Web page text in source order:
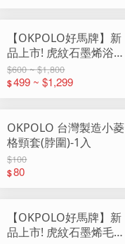
【OKPOLO好馬牌】新
品上市! 虎紋石墨烯浴巾
(1入組)
$600 ~ $1,800
$499 ~ $1,299
OKPOLO 台灣製造小菱
格頸套(脖圍)-1入
$100
$80
【OKPOLO好馬牌】新
品上市! 虎紋石墨烯毛巾